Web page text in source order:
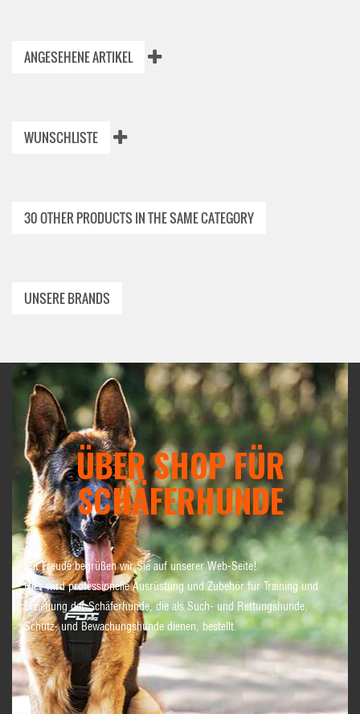
ANGESEHENE ARTIKEL
WUNSCHLISTE
30 OTHER PRODUCTS IN THE SAME CATEGORY
UNSERE BRANDS
ÜBER SHOP FÜR
SCHÄFERHUNDE
Mit Freude begrüßen wir Sie auf unserer Web-Seite!
Hier wird professionelle Ausrüstung und Zubehör für Training und
Erziehung der Schäferhunde, die als Such- und Rettungshunde,
Schutz- und Bewachungshunde dienen, bestellt.